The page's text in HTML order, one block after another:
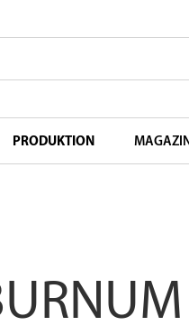
PRODUKTION